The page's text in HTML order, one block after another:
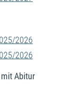
2026
2026
Abitur